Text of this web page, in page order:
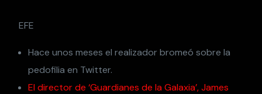
EFE
Hace unos meses el realizador bromeó sobre la
pedofilia en Twitter.
El director de ‘Guardianes de la Galaxia’, James